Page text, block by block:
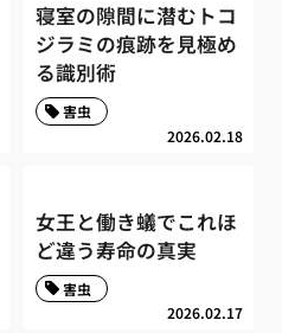
寝室の隙間に潜むトコ
ジラミの痕跡を見極め
る識別術
2026.02.18
害虫
女王と働き蟻でこれほ
ど違う寿命の真実
2026.02.17
害虫